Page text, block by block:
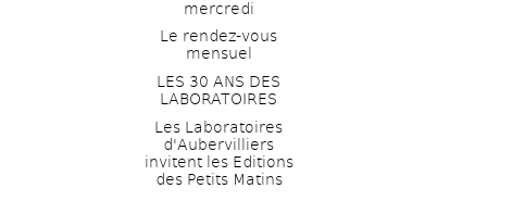
mercredi
Le rendez-vous
mensuel
LES 30 ANS DES
LABORATOIRES
Les Laboratoires
d'Aubervilliers
invitent les Editions
des Petits Matins